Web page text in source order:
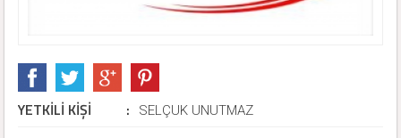
YETKİLİ KİŞİ : SELÇUK UNUTMAZ